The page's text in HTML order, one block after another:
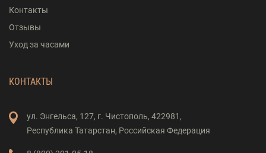
Контакты
Отзывы
Уход за часами
КОНТАКТЫ
ул. Энгельса, 127, г. Чистополь, 422981,
Республика Татарстан, Российская Федерация